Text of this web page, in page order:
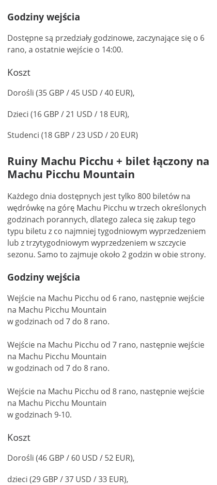
Godziny wejścia
Dostępne są przedziały godzinowe, zaczynające się o 6
rano, a ostatnie wejście o 14:00.
Koszt
Dorośli (35 GBP / 45 USD / 40 EUR),
Dzieci (16 GBP / 21 USD / 18 EUR),
Studenci (18 GBP / 23 USD / 20 EUR)
Ruiny Machu Picchu + bilet łączony na
Machu Picchu Mountain
Każdego dnia dostępnych jest tylko 800 biletów na
wędrówkę na górę Machu Picchu w trzech określonych
godzinach porannych, dlatego zaleca się zakup tego
typu biletu z co najmniej tygodniowym wyprzedzeniem
lub z trzytygodniowym wyprzedzeniem w szczycie
sezonu. Samo to zajmuje około 2 godzin w obie strony.
Godziny wejścia
Wejście na Machu Picchu od 6 rano, następnie wejście
na Machu Picchu Mountain
w godzinach od 7 do 8 rano.
Wejście na Machu Picchu od 7 rano, następnie wejście
na Machu Picchu Mountain
w godzinach od 7 do 8 rano.
Wejście na Machu Picchu od 8 rano, następnie wejście
na Machu Picchu Mountain
w godzinach 9-10.
Koszt
Dorośli (46 GBP / 60 USD / 52 EUR),
dzieci (29 GBP / 37 USD / 33 EUR),